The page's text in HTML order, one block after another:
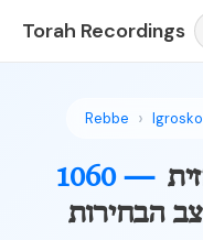
Torah Recordings
Rebbe
1060 —
הבחירות